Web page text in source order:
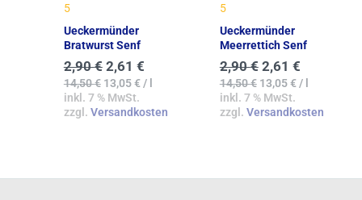
5
Ueckermünder
Bratwurst Senf
2,90€ 2,61 €
14,50€ 13,05€/
inkl. 7 % MwSt.
zzgl. Versandkosten
5
Ueckermünder
Meerrettich Senf
2,90€ 2,61 €
14,50€ 13,05€/
inkl. 7 % MwSt.
zzgl. Versandkosten